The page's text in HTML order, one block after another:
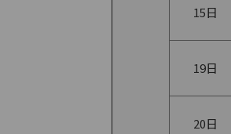
15日
19日
20日